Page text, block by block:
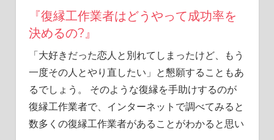
『復縁工作業者はどうやって成功率を
決めるの?』
「大好きだった恋人と別れてしまったけど、もう
一度その人とやり直したい」と懇願することもあ
るでしょう。 そのような復縁を手助けするのが
復縁工作業者で、インターネットで調べてみると
数多くの復縁工作業者があることがわかると思い